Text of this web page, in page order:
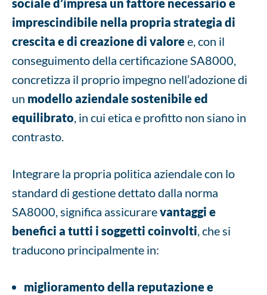
sociale d’impresa un fattore necessario e
imprescindibile nella propria strategia di
crescita e di creazione di valoree, con il
conseguimento della certificazione SA8000,
concretizza il proprio impegno nell’adozione di
un modello aziendale sostenibile ed
equilibrato, in cui etica e profitto non siano in
contrasto.
Integrare la propria politica aziendale con lo
standard di gestione dettato dalla norma
SA8000, significa assicurarevantaggi e
benefici a tutti i soggetti coinvolti, che si
traducono principalmente in:
miglioramento della reputazione e